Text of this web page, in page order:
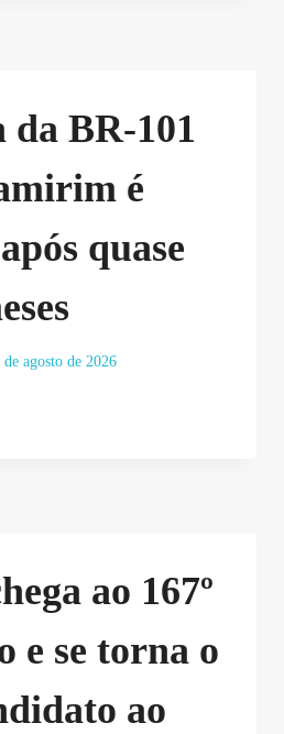
da BR-101
é
quase
de agosto de 2026
ao 167º
e se torna o
ao